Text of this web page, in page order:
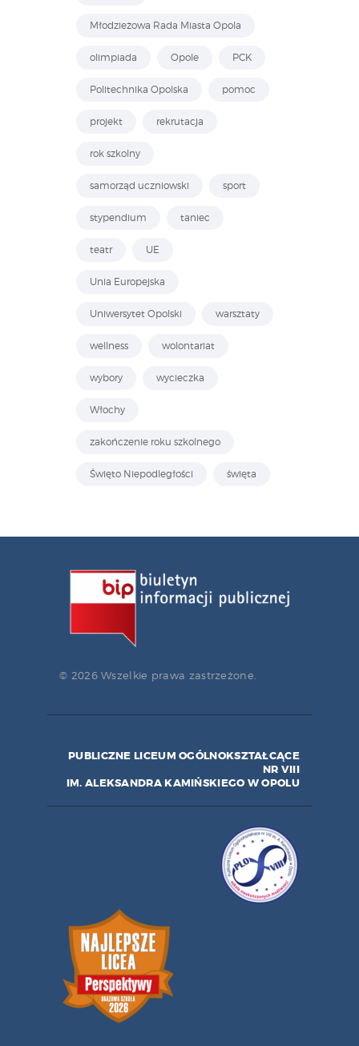
Młodzieżowa Rada Miasta Opola
olimpiada Opole PCK
Politechnika Opolska pomoc
projekt rekrutacja
rok szkolny
samorząd uczniowski sport
stypendium taniec
teatr UE
Unia Europejska
Uniwersytet Opolski warsztaty
wellness wolontariat
wybory wycieczka
Włochy
zakończenie roku szkolnego
Święto Niepodległości święta
© 2026 Wszelkie prawa zastrzeżone.
PUBLICZNE LICEUM OGÓLNOKSZTAŁCĄCE
NR VIII
IM. ALEKSANDRA KAMIŃSKIEGO W OPOLU